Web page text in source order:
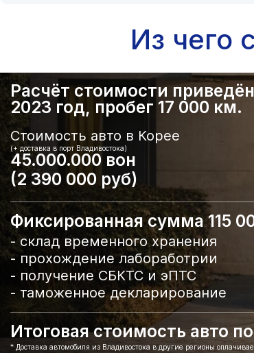
Из чего
Расчёт стоимости
2023 год, пробег 17 000 км.
Стоимость авто в Корее
(+ доставка в порт Владивостока)
45.000.000 вон
(2 390 000 руб)
Фиксированная сумма 115
- склад временного хранения
- прохождение лабоработрии
- получение СБКТС и эПТС
- таможенное декларирование
Итоговая стоимость авто
* Доставка автомобиля из Владивостока в другие регионы